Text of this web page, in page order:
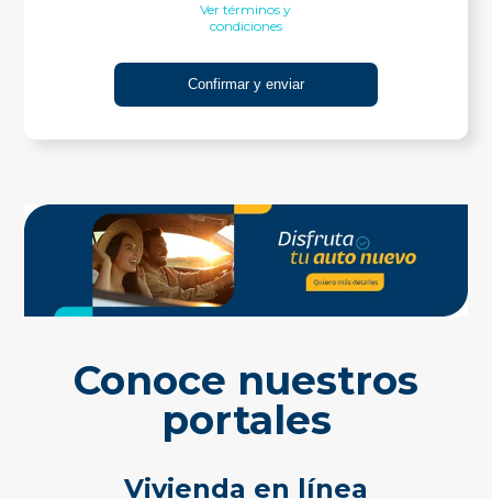
Ver términos y
condiciones
Conoce nuestros
portales
Vivienda en línea